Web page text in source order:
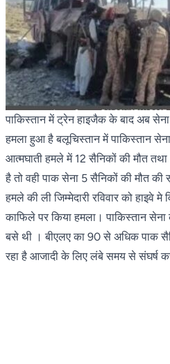
पाकिस्तान में ट्रेन हाइजैक के बाद अब
हमला हुआ है बलूचिस्तान में पाकिस्तान
आत्मघाती हमले में 12 सैनिकों की मौत
है तो वही पाक सेना 5 सैनिकों की मौत की
हमले की ली जिम्मेदारी रविवार को हाइवे
काफिले पर किया हमला। पाकिस्तान
बसे थी । बीएलए का 90 से अधिक पाक
रहा है आजादी के लिए लंबे समय से संघर्ष